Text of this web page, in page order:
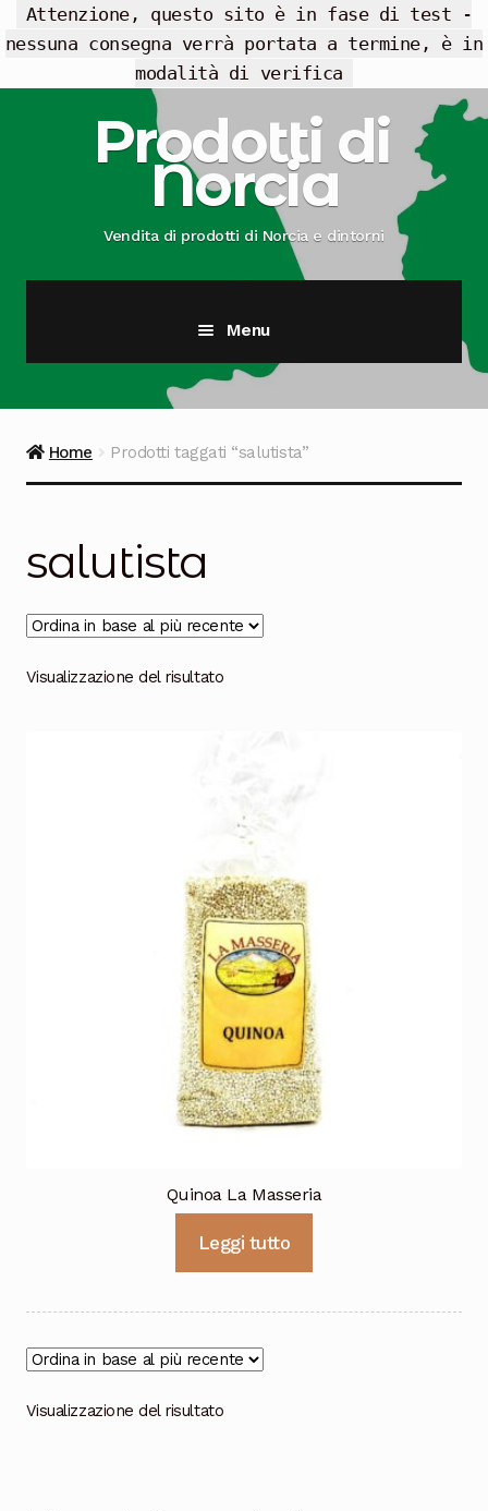
Attenzione, questo sito è in fase di test -
nessuna consegna verrà portata a termine, è in
modalità di verifica
navigazione
contenutoProdotti di
Norcia
Vendita di prodotti di Norcia e dintorni
Menu
Salumi
Tartufi
Legumi
Home Prodotti taggati “salutista”
salutista
Visualizzazione del risultato
Quinoa La Masseria
Leggi tutto
Visualizzazione del risultato